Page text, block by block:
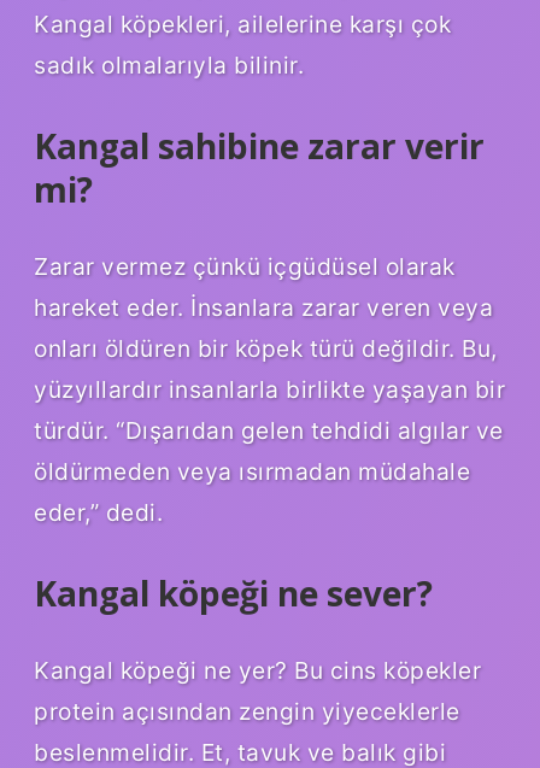
Kangal köpekleri, ailelerine karşı çok
sadık olmalarıyla bilinir.
Kangal sahibine zarar verir
mi?
Zarar vermez çünkü içgüdüsel olarak
hareket eder. İnsanlara zarar veren veya
onları öldüren bir köpek türü değildir. Bu,
yüzyıllardır insanlarla birlikte yaşayan bir
türdür. “Dışarıdan gelen tehdidi algılar ve
öldürmeden veya ısırmadan müdahale
eder,” dedi.
Kangal köpeği ne sever?
Kangal köpeği ne yer? Bu cins köpekler
protein açısından zengin yiyeceklerle
beslenmelidir. Et, tavuk ve balık gibi